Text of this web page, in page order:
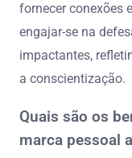
fornecer conexões
engajar-se na
impactantes,
a conscientização.
Quais são os
marca pessoal